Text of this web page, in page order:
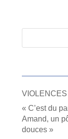
« C’est du
Amand, un
douces »